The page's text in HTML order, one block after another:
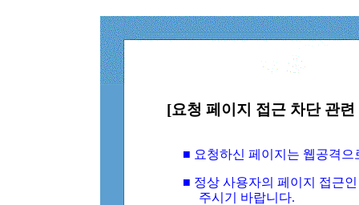
[요청 페이지 접근 차단 관
■ 요청하신 페이지는 웹공격
■ 정상 사용자의 페이지 접근
주시기 바랍니다.